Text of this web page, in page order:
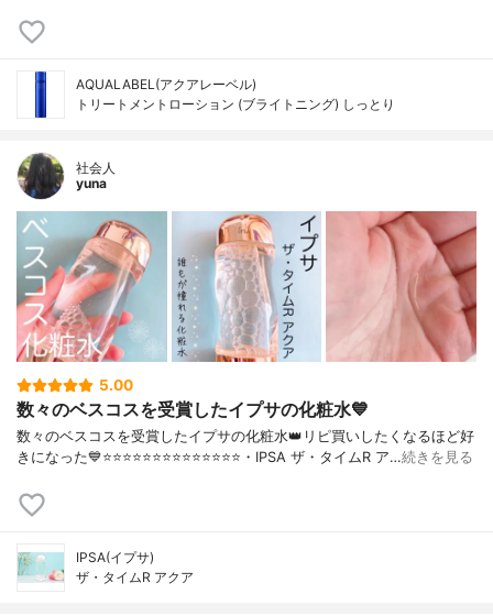
AQUALABEL(アクアレーベル)
トリートメントローション (ブライトニング) しっとり
社会人
yuna
5.00
数々のベスコスを受賞したイプサの化粧水💙
数々のベスコスを受賞したイプサの化粧水👑リピ買いしたくなるほど好
きになった💙⭐️⭐️⭐️⭐️⭐️⭐️⭐️⭐️⭐️⭐️⭐️⭐️⭐️⭐️・IPSA ザ・タイムR ア…続きを見る
IPSA(イプサ)
ザ・タイムR アクア